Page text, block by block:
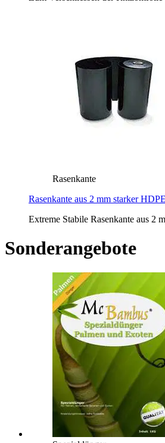
Rasenkante
Rasenkante aus 2 mm starker
Extreme Stabile Rasenkante aus 2
Sonderangebote